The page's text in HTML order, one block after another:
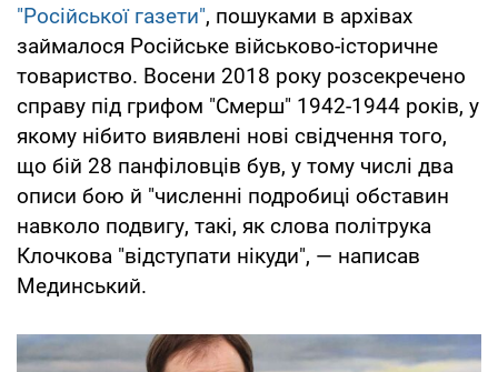
"Російської газети", пошуками в архівах
займалося Російське військово-історичне
товариство. Восени 2018 року розсекречено
справу під грифом "Смерш" 1942-1944 років, у
якому нібито виявлені нові свідчення того,
що бій 28 панфіловців був, у тому числі два
описи бою й "численні подробиці обставин
навколо подвигу, такі, як слова політрука
Клочкова "відступати нікуди", — написав
Мединський.